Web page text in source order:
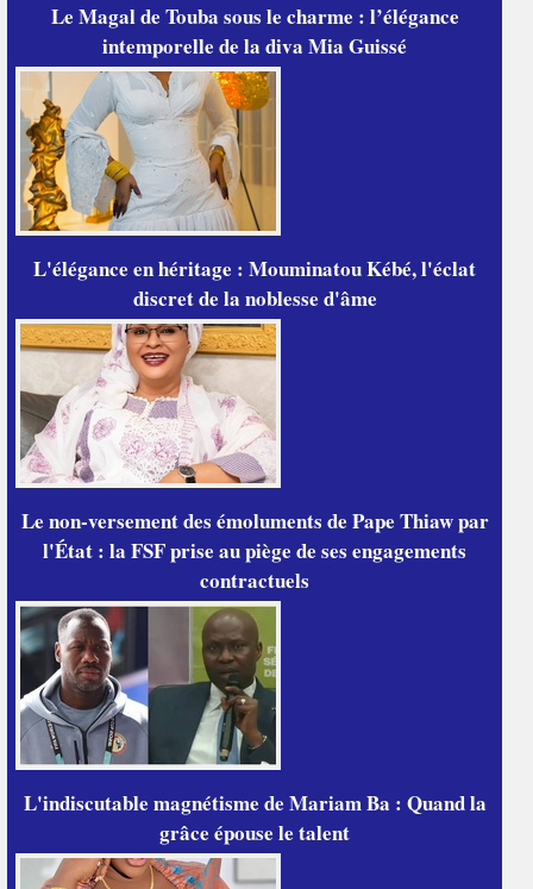
Le Magal de Touba sous le charme : l’élégance
intemporelle de la diva Mia Guissé
L'élégance en héritage : Mouminatou Kébé, l'éclat
discret de la noblesse d'âme
Le non-versement des émoluments de Pape Thiaw par
l'État : la FSF prise au piège de ses engagements
contractuels
L'indiscutable magnétisme de Mariam Ba : Quand la
grâce épouse le talent